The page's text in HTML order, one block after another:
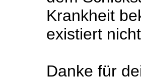
Krankheit
existiert
Danke für